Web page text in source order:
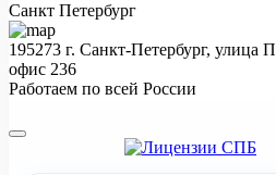
Санкт Петербург
195273 г. Санкт-Петербург, улица
офис 236
Работаем по всей России